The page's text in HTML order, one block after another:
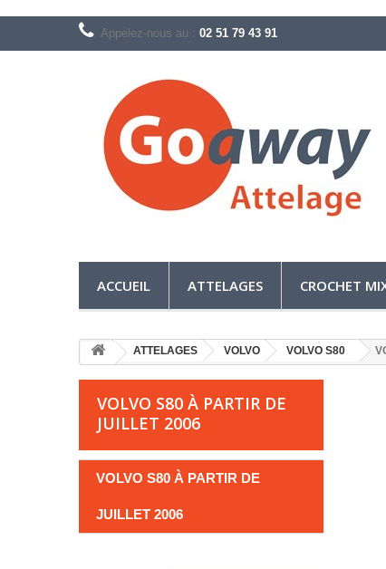
Appelez-nous au : 02 51 79 43 91
ACCUEIL ATTELAGES CROCHET
ATTELAGES VOLVO VOLVO S80
VOLVO S80 À PARTIR DE
JUILLET 2006
VOLVO S80 À PARTIR DE
JUILLET 2006